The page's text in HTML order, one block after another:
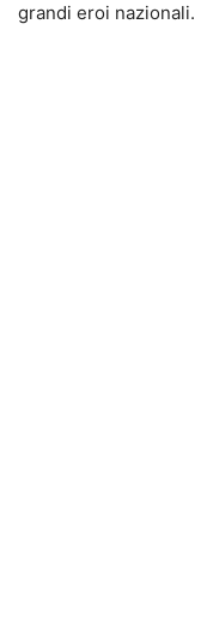
grandi eroi nazionali.